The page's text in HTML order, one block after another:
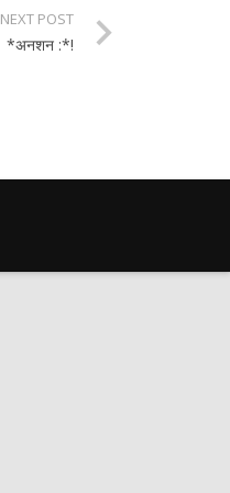
NEXT POST
*अनशन :*!